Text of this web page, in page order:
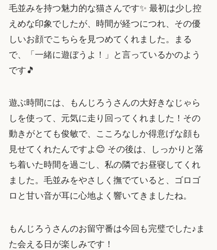
毛並みを持つ魅力的な猫さんです✨ 最初は少し控
えめな印象でしたが、時間が経つにつれ、その優
しいお顔でこちらを見つめてくれました。まる
で、「一緒に遊ぼうよ！」と言っているかのよう
です🎵
遊ぶ時間には、もんじろうさんの大好きなじゃら
しを使って、元気に走り回ってくれました！その
動きがとても俊敏で、こころなしか得意げな顔も
見せてくれたんですよ😊 その後は、しっかりと落
ち着いた時間を過ごし、私の隣でお昼寝してくれ
ました。毛並みをやさしく撫でていると、ゴロゴ
ロと甘い音が耳に心地よく響いてきましたね。
もんじろうさんのお留守番は今回も完璧でした♪ま
た会える日が楽しみです！